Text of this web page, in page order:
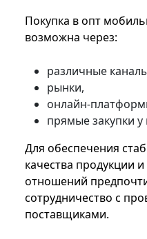
Покупка в опт
возможна через:
различные
рынки,
онлайн-
прямые закупки
Для обеспечения
качества продукции
отношений
сотрудничество с
поставщиками.​